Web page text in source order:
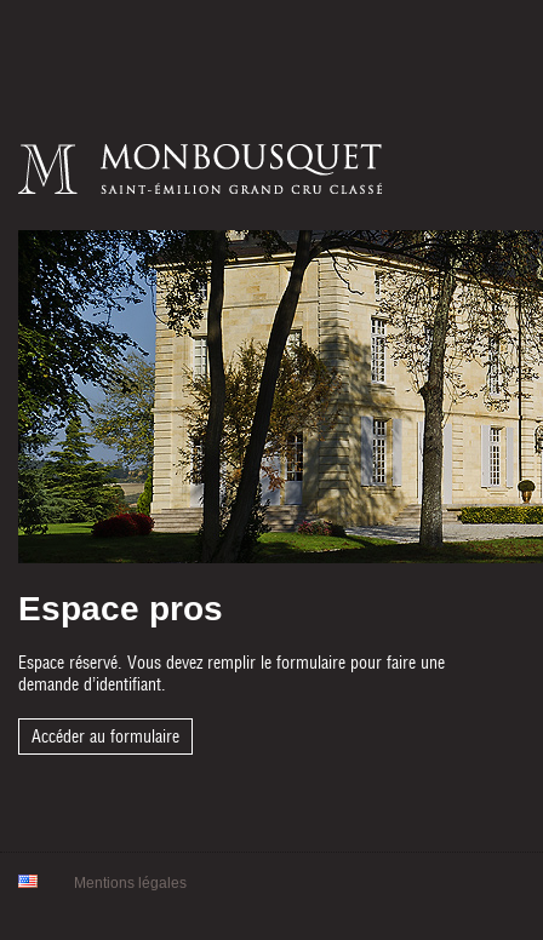
Espace pros
Espace réservé. Vous devez remplir le formulaire pour faire une
demande d’identifiant.
Accéder au formulaire
Mentions légales